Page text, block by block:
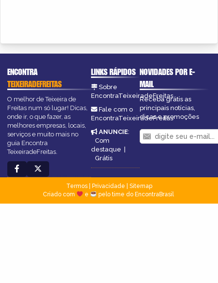
ENCONTRA
TEIXEIRADEFREITAS
O melhor de Teixeira de
Freitas num só lugar! Dicas,
onde ir, o que fazer, as
melhores empresas, locais,
serviços e muito mais no
guia Encontra
TeixeiradeFreitas.
LINKS RÁPIDOS
Sobre
EncontraTeixeiradeFreitas
Fale com o
EncontraTeixeiradeFreitas
ANUNCIE:
Com
destaque |
Grátis
NOVIDADES POR E-
MAIL
Receba grátis as
principais notícias,
dicas e promoções
Termos| Privacidade
Sitemap
Criado com
e pelo time do EncontraBrasil